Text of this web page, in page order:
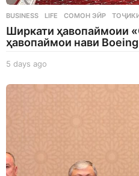
BUSINESS ,LIFE СОМОН ЭЙР ,
Ширкати ҳавопаймоии
ҳавопаймои нави
5 days ago
a